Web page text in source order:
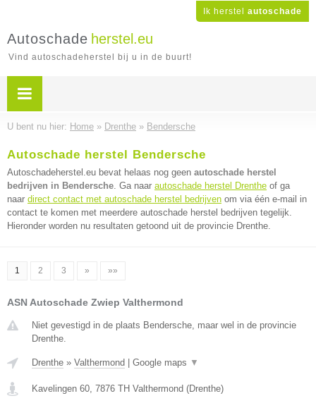
Ik herstel autoschade
Autoschade herstel.eu
Vind autoschadeherstel bij u in de buurt!
U bent nu hier: Home » Drenthe » Bendersche
Autoschade herstel Bendersche
Autoschadeherstel.eu bevat helaas nog geen autoschade herstel
bedrijven in Bendersche. Ga naar autoschade herstel Drenthe of ga
naar direct contact met autoschade herstel bedrijven om via één e-mail in
contact te komen met meerdere autoschade herstel bedrijven tegelijk.
Hieronder worden nu resultaten getoond uit de provincie Drenthe.
1 2 3 » »»
ASN Autoschade Zwiep Valthermond
Niet gevestigd in de plaats Bendersche, maar wel in de provincie
Drenthe.
Drenthe » Valthermond Google maps ▼
Kavelingen 60, 7876 TH Valthermond (Drenthe)